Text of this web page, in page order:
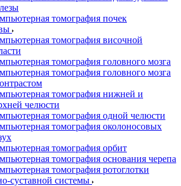
томография почек
томография височной
томография головного мозга
томография головного мозга
томография нижней и
челюсти
томография одной челюсти
томография околоносовых
томография орбит
томография основания черепа
томография ротоглотки
суставной системы